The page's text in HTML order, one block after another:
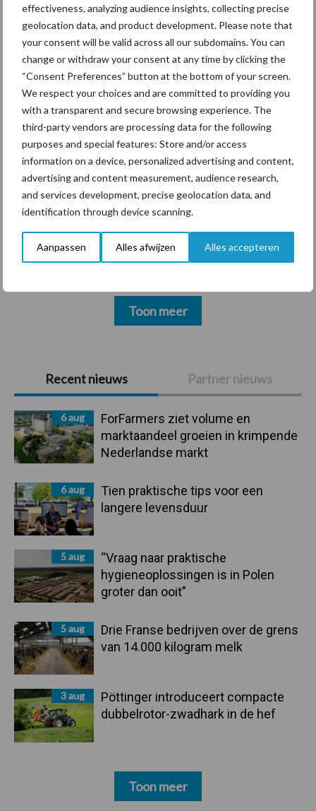
effectiveness, analyzing audience insights, collecting precise
geolocation data, and product development. Please note that
your consent will be valid across all our subdomains. You can
change or withdraw your consent at any time by clicking the
“Consent Preferences” button at the bottom of your screen.
We respect your choices and are committed to providing you
with a transparent and secure browsing experience. The
third-party vendors are processing data for the following
purposes and special features: Store and/or access
information on a device, personalized advertising and content,
advertising and content measurement, audience research,
and services development, precise geolocation data, and
identification through device scanning.
Aanpassen Alles afwijzen Alles accepteren
Primaire
Sidebar
Recent nieuws Partner nieuws
6 aug
ForFarmers ziet volume en
marktaandeel groeien in krimpende
Nederlandse markt
6 aug
Tien praktische tips voor een
langere levensduur
5 aug
“Vraag naar praktische
hygieneoplossingen is in Polen
groter dan ooit”
5 aug
Drie Franse bedrijven over de grens
van 14.000 kilogram melk
3 aug
Pöttinger introduceert compacte
dubbelrotor-zwadhark in de hef
Toon meer
hygieneoplossingen is in
Polen groter dan ooit”
Themapagina's
Diergezondheid Bemesting
Hittestress
Toon meer